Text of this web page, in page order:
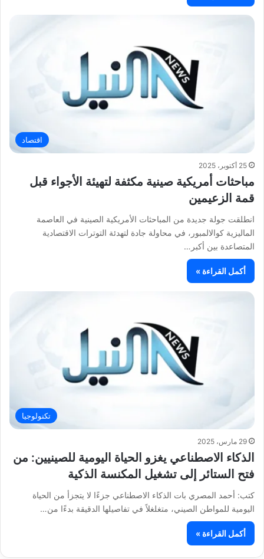
اقتصاد
25 أكتوبر، 2025
مباحثات أمريكية صينية مكثفة لتهيئة الأجواء قبل
قمة الزعيمين
انطلقت جولة جديدة من المباحثات الأمريكية الصينية في العاصمة
الماليزية كوالالمبور، في محاولة جادة لتهدئة التوترات الاقتصادية
المتصاعدة بين أكبر…
أكمل القراءة »
تكنولوجيا
29 مارس، 2025
الذكاء الاصطناعي يغزو الحياة اليومية للصينيين: من
فتح الستائر إلى تشغيل المكنسة الذكية
كتب: أحمد المصري بات الذكاء الاصطناعي جزءًا لا يتجزأ من الحياة
اليومية للمواطن الصيني، متغلغلاً في تفاصيلها الدقيقة بدءًا من…
أكمل القراءة »